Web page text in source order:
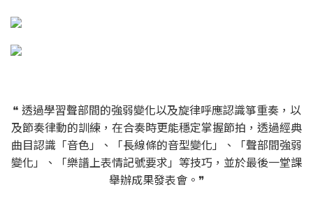
❝ 透過學習聲部間的強弱變化以及旋律呼應認識箏重奏，以
及節奏律動的訓練，在合奏時更能穩定掌握節拍，透過經典
曲目認識「音色」、「長線條的音型變化」、「聲部間強弱
變化」、「樂譜上表情記號要求」等技巧，並於最後一堂課
舉辦成果發表會。❞